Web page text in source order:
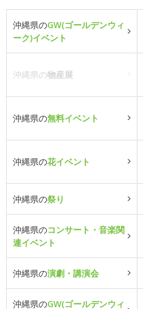
沖縄県のGW(ゴールデンウィ
ーク)イベント
沖縄県の物産展
沖縄県の無料イベント
沖縄県の花イベント
沖縄県の祭り
沖縄県のコンサート・音楽関
連イベント
沖縄県の演劇・講演会
沖縄県のGW(ゴールデンウィ